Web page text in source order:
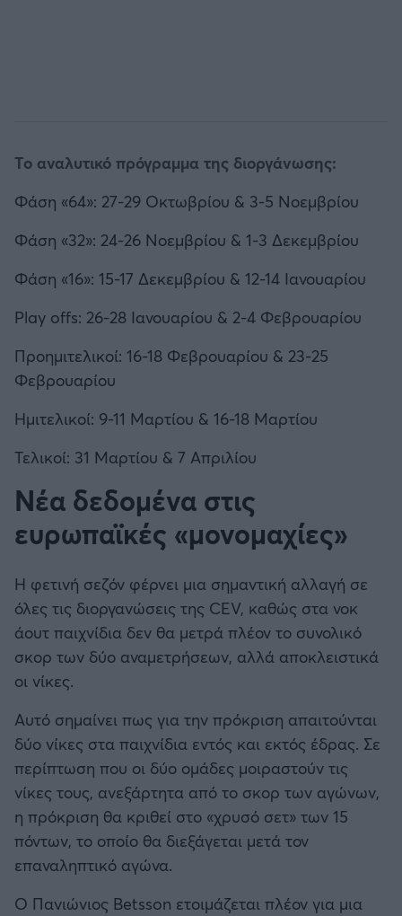
Το αναλυτικό πρόγραμμα της διοργάνωσης:
Φάση «64»: 27-29 Οκτωβρίου & 3-5 Νοεμβρίου
Φάση «32»: 24-26 Νοεμβρίου & 1-3 Δεκεμβρίου
Φάση «16»: 15-17 Δεκεμβρίου & 12-14 Ιανουαρίου
Play offs: 26-28 Ιανουαρίου & 2-4 Φεβρουαρίου
Προημιτελικοί: 16-18 Φεβρουαρίου & 23-25
Φεβρουαρίου
Ημιτελικοί: 9-11 Μαρτίου & 16-18 Μαρτίου
Τελικοί: 31 Μαρτίου & 7 Απριλίου
Νέα δεδομένα στις
ευρωπαϊκές «μονομαχίες»
Η φετινή σεζόν φέρνει μια σημαντική αλλαγή σε
όλες τις διοργανώσεις της CEV, καθώς στα νοκ
άουτ παιχνίδια δεν θα μετρά πλέον το συνολικό
σκορ των δύο αναμετρήσεων, αλλά αποκλειστικά
οι νίκες.
Αυτό σημαίνει πως για την πρόκριση απαιτούνται
δύο νίκες στα παιχνίδια εντός και εκτός έδρας. Σε
περίπτωση που οι δύο ομάδες μοιραστούν τις
νίκες τους, ανεξάρτητα από το σκορ των αγώνων,
η πρόκριση θα κριθεί στο «χρυσό σετ» των 15
πόντων, το οποίο θα διεξάγεται μετά τον
επαναληπτικό αγώνα.
Ο Πανιώνιος Betsson ετοιμάζεται πλέον για μια